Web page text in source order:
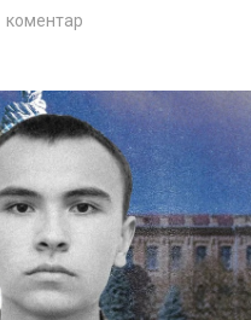
коментар